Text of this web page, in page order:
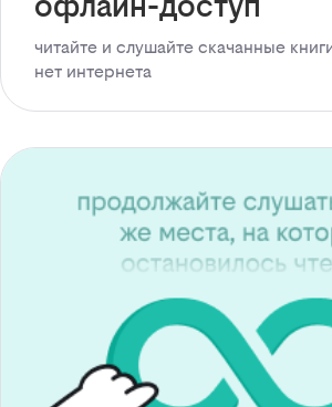
читайте и слушайте скачанные
нет интернета